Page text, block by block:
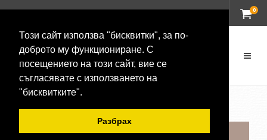
Този сайт използва "бисквитки", за по-
доброто му функциониране. С
посещението на този сайт, вие се
съгласявате с използването на
"бисквитките".
Разбрах
0